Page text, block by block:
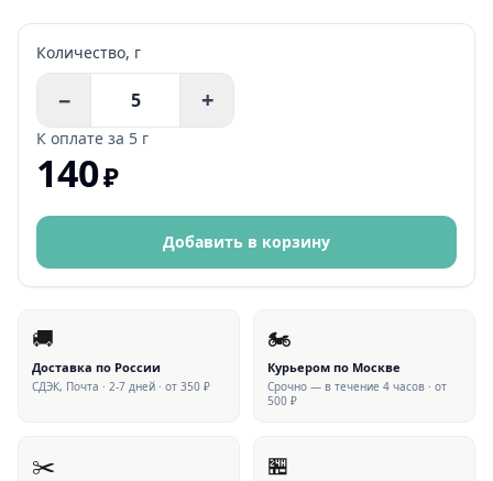
Количество, г
− +
К оплате за 5 г
140₽
Добавить в корзину
🚚
Доставка по России
СДЭК, Почта · 2-7 дней · от 350 ₽
🏍
Курьером по Москве
Срочно — в течение 4 часов · от
500 ₽
✂️ 🏪